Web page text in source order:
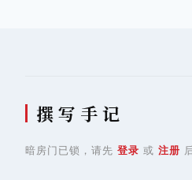
撰 写 手 记
暗房门已锁，请先 登录 或 注册